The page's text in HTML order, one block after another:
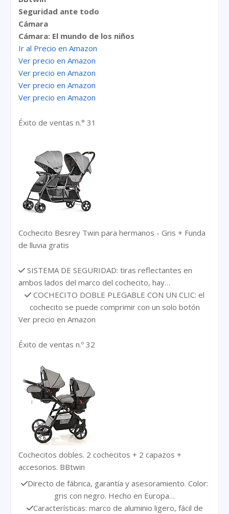
Seguridad ante todo
Cámara
Cámara: El mundo de los niños
Ir al Precio en Amazon
Ver precio en Amazon
Ver precio en Amazon
Ver precio en Amazon
Ver precio en Amazon
Éxito de ventas n.° 31
Cochecito Besrey Twin para hermanos - Gris + Funda
de lluvia gratis
SISTEMA DE SEGURIDAD: tiras reflectantes en
ambos lados del marco del cochecito, hay…
COCHECITO DOBLE PLEGABLE CON UN CLIC: el
cochecito se puede comprimir con un solo botón
Ver precio en Amazon
Éxito de ventas n.º 32
Cochecitos dobles. 2 cochecitos + 2 capazos +
accesorios. BBtwin
Directo de fábrica, garantía y asesoramiento. Color:
gris con negro. Hecho en Europa…
Características: marco de aluminio ligero, fácil de